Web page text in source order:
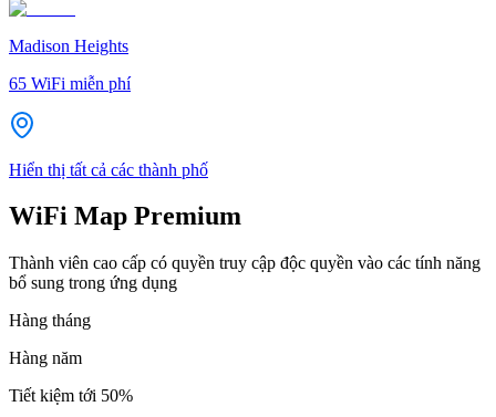
Madison Heights
65 WiFi miễn phí
Hiển thị tất cả các thành phố
WiFi Map Premium
Thành viên cao cấp có quyền truy cập độc quyền vào các tính năng
bổ sung trong ứng dụng
Hàng tháng
Hàng năm
Tiết kiệm tới 50%